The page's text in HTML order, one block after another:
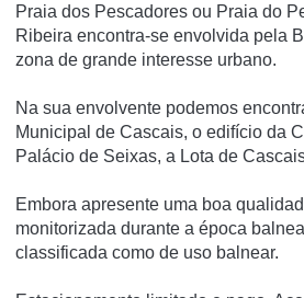
Praia dos Pescadores ou Praia do
Ribeira encontra-se envolvida pela
zona de grande interesse urbano.
Na sua envolvente podemos
Municipal de Cascais, o edifício da
Palácio de Seixas, a Lota de
Embora apresente uma boa
monitorizada durante a época
classificada como de uso balnear.